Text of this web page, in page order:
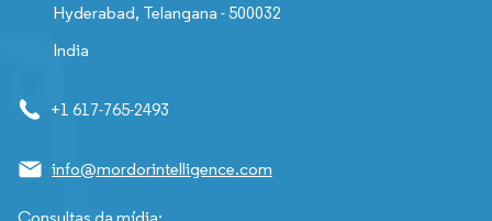
Hyderabad, Telangana - 500032
India
+1 617-765-2493
info@mordorintelligence.com